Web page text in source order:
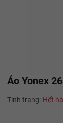
Áo Yonex
Tình trạng: Hết